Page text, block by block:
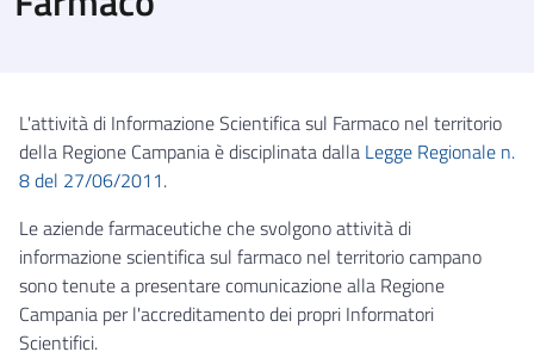
L'attività di Informazione Scientifica sul Farmaco nel territorio
della Regione Campania è disciplinata dalla Legge Regionale n.
8 del 27/06/2011.
Le aziende farmaceutiche che svolgono attività di
informazione scientifica sul farmaco nel territorio campano
sono tenute a presentare comunicazione alla Regione
Campania per l'accreditamento dei propri Informatori
Scientifici.